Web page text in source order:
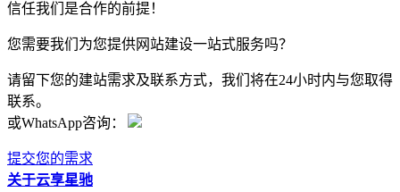
信任我们是合作的前提！
您需要我们为您提供网站建设一站式服务吗？
请留下您的建站需求及联系方式，我们将在24小时内与您取得
联系。
或WhatsApp咨询：
提交您的需求
关于云享星驰